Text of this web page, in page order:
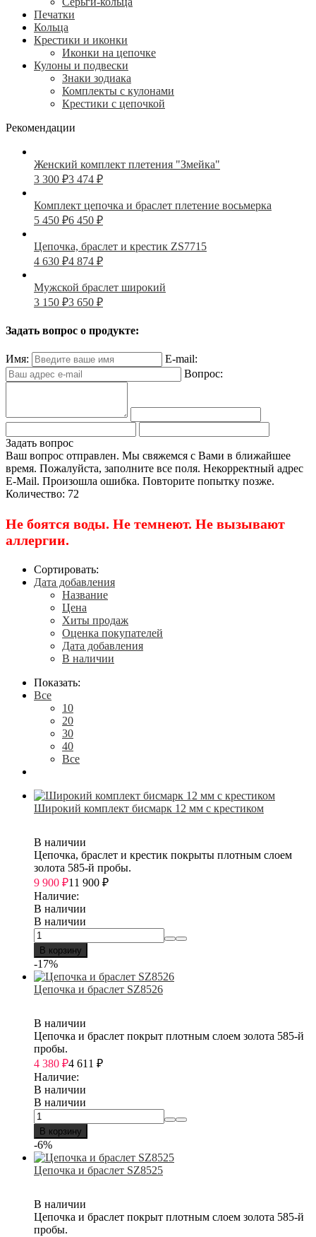
Печатки
Кольца
Крестики и иконки
Иконки на цепочке
Кулоны и подвески
Знаки зодиака
Комплекты с кулонами
Крестики с цепочкой
Рекомендации
Женский комплект плетения "Змейка"
3 300 ₽3 474 ₽
Комплект цепочка и браслет плетение восьмерка
5 450 ₽6 450 ₽
Цепочка, браслет и крестик ZS7715
4 630 ₽4 874 ₽
Мужской браслет широкий
3 150 ₽3 650 ₽
Задать вопрос о продукте:
Имя:
E-mail:
Вопрос:
Задать вопрос
Ваш вопрос отправлен. Мы свяжемся с Вами в ближайшее
время. Пожалуйста, заполните все поля. Некорректный адрес
E-Mail. Произошла ошибка. Повторите попытку позже.
Количество: 72
Не боятся воды. Не темнеют. Не вызывают
аллергии.
Сортировать:
Дата добавления
Название
Цена
Хиты продаж
Оценка покупателей
Дата добавления
В наличии
Показать:
Все
10
20
30
40
Все
Широкий комплект бисмарк 12 мм с крестиком
В наличии
Цепочка, браслет и крестик покрыты плотным слоем
золота 585-й пробы.
9 900 ₽11 900 ₽
Наличие:
В наличии
В наличии
В корзину
-17%
Цепочка и браслет SZ8526
В наличии
Цепочка и браслет покрыт плотным слоем золота 585-й
пробы.
4 380 ₽4 611 ₽
Наличие:
В наличии
В наличии
В корзину
-6%
Цепочка и браслет SZ8525
В наличии
Цепочка и браслет покрыт плотным слоем золота 585-й
пробы.